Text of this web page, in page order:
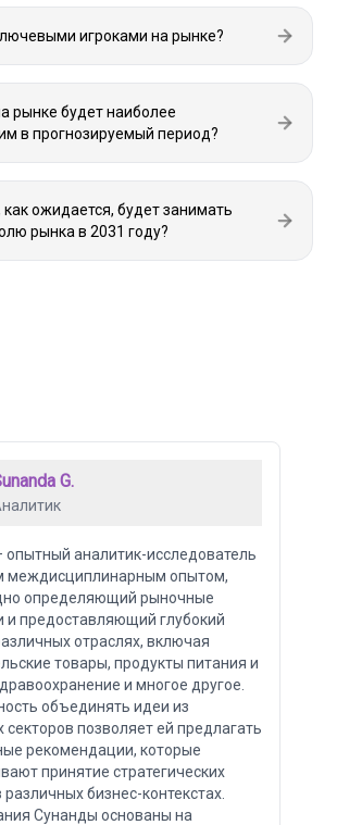
игроками на рынке?
рынке будет наиболее
в прогнозируемый период?
как ожидается, будет занимать
рынка в 2031 году?
G.
аналитик-исследователь
междисциплинарным опытом,
определяющий рыночные
и предоставляющий глубокий
отраслях, включая
товары, продукты питания и
и многое другое.
объединять идеи из
секторов позволяет ей предлагать
рекомендации, которые
принятие стратегических
бизнес-контекстах.
Сунанды основаны на